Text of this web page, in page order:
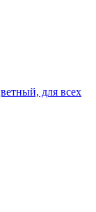
для всех